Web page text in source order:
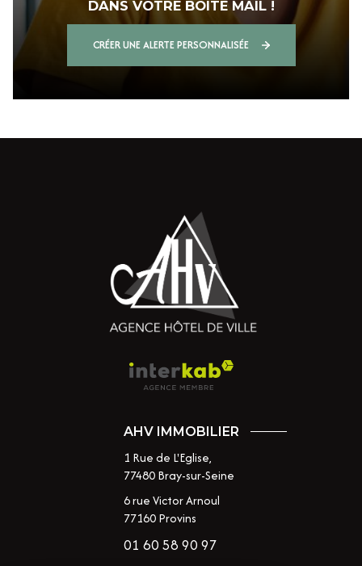
DANS VOTRE BOITE MAIL !
CRÉER UNE ALERTE PERSONNALISÉE
AHV IMMOBILIER
1 Rue de L'Eglise,
77480Bray-sur-Seine
6 rue Victor Arnoul
77160 Provins
01 60 58 90 97